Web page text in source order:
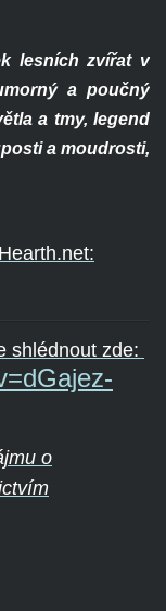
lesních zvířat v
a poučný
a tmy, legend
a moudrosti,
shlédnout zde:
o